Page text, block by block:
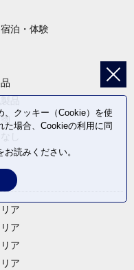
泊・体験
ア
ア
ア
ア
、クッキー（Cookie）を使
た場合、Cookieの利用に同
お読みください。